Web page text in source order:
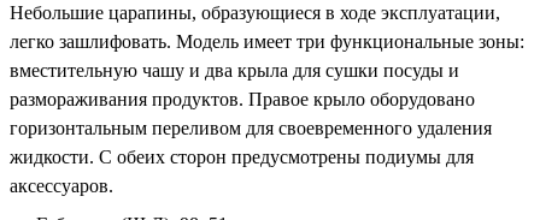
Небольшие царапины, образующиеся в ходе эксплуатации,
легко зашлифовать. Модель имеет три функциональные зоны:
вместительную чашу и два крыла для сушки посуды и
размораживания продуктов. Правое крыло оборудовано
горизонтальным переливом для своевременного удаления
жидкости. С обеих сторон предусмотрены подиумы для
аксессуаров.